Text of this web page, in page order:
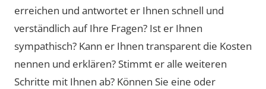
erreichen und antwortet er Ihnen schnell und
verständlich auf Ihre Fragen? Ist er Ihnen
sympathisch? Kann er Ihnen transparent die Kosten
nennen und erklären? Stimmt er alle weiteren
Schritte mit Ihnen ab? Können Sie eine oder